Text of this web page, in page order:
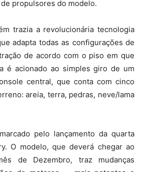
propulsores do modelo.
trazia a revolucionária tecnologia
adapta todas as configurações de
de acordo com o piso em que
é acionado ao simples giro de um
central, que conta com cinco
areia, terra, pedras, neve/lama
pelo lançamento da quarta
O modelo, que deverá chegar ao
de Dezembro, traz mudanças